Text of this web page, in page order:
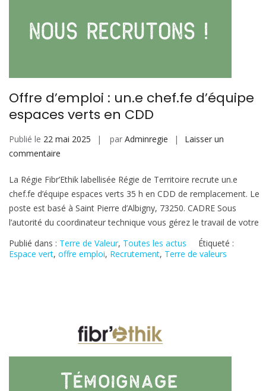
Offre d’emploi : un.e chef.fe d’équipe
espaces verts en CDD
Publié le 22 mai 2025 par Adminregie
Laisser un
commentaire
d’emploi
:
un.e
chef.fe
d’équipe
espaces
La Régie Fibr’Ethik labellisée Régie de Territoire recrute un.e
chef.fe d’équipe espaces verts 35 h en CDD de remplacement. Le
poste est basé à Saint Pierre d’Albigny, 73250. CADRE Sous
l’autorité du coordinateur technique vous gérez le travail de votre
Publié dans : Terre de Valeur, Toutes les actus
Étiqueté :
Espace vert, offre emploi, Recrutement, Terre de valeurs